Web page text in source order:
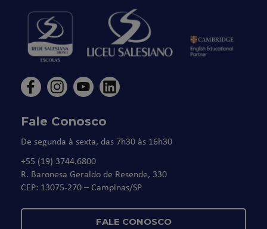
Fale Conosco
De segunda à sexta, das 7h30 às 16h30
+55 (19) 3744.6800
R. Baronesa Geraldo de Resende, 330
CEP: 13075-270 – Campinas/SP
FALE CONOSCO